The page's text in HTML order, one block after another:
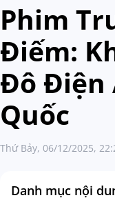
Phim
Điếm:
Đô Điện
Quốc
Thứ Bảy, 06/12/2025,
Danh mục nội